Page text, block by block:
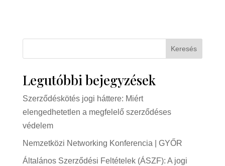
Keresés
Legutóbbi bejegyzések
Szerződéskötés jogi háttere: Miért
elengedhetetlen a megfelelő szerződéses
védelem
Nemzetközi Networking Konferencia | GYŐR
Általános Szerződési Feltételek (ÁSZF): A jogi